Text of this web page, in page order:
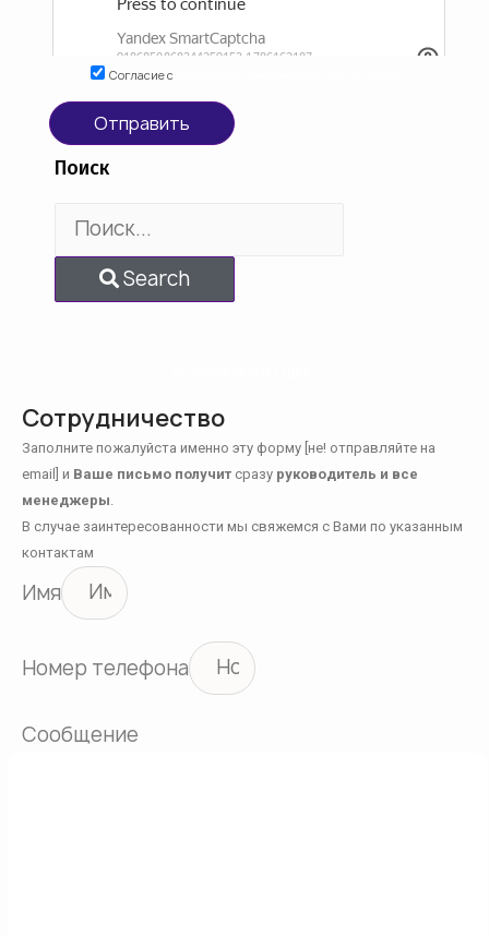
Согласие с
Отправить
Поиск
Search
Сотрудничество
Заполните пожалуйста именно эту форму [не! отправляйте на
email] и Ваше письмо получит сразу руководитель и все
менеджеры
В случае заинтересованности мы свяжемся с Вами по указанным
контактам
Имя
Номер телефона
Сообщение